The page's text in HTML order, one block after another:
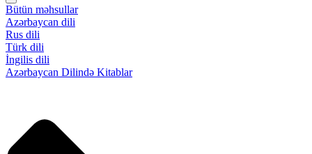
Bütün məhsullar
Azərbaycan dili
Rus dili
Türk dili
İngilis dili
Azərbaycan Dilində Kitablar